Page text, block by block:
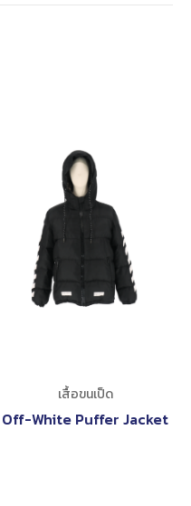
เสื้อขนเป็ด
Off-White Puffer Jacket